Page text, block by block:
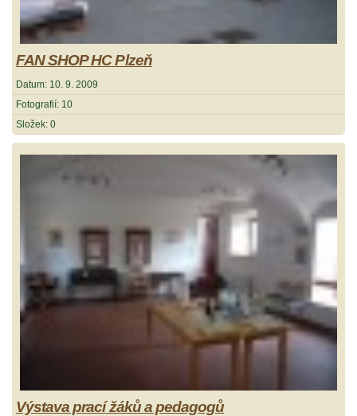
FAN SHOP HC Plzeň
Datum: 10. 9. 2009
Fotografií: 10
Složek: 0
Výstava prací žáků a pedagogů